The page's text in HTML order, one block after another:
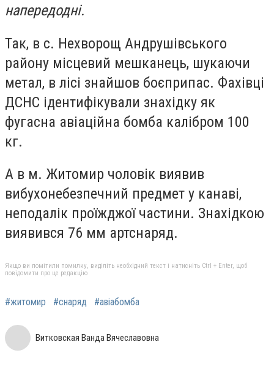
напередодні.
Так, в с. Нехворощ Андрушівського
району місцевий мешканець, шукаючи
метал, в лісі знайшов боєприпас. Фахівці
ДСНС ідентифікували знахідку як
фугасна авіаційна бомба калібром 100
кг.
А в м. Житомир чоловік виявив
вибухонебезпечний предмет у канаві,
неподалік проїжджої частини. Знахідкою
виявився 76 мм артснаряд.
Якщо ви помітили помилку, виділіть необхідний текст і натисніть Ctrl + Enter, щоб
повідомити про це редакцію
#житомир #снаряд #авіабомба
Витковская Ванда Вячеславовна